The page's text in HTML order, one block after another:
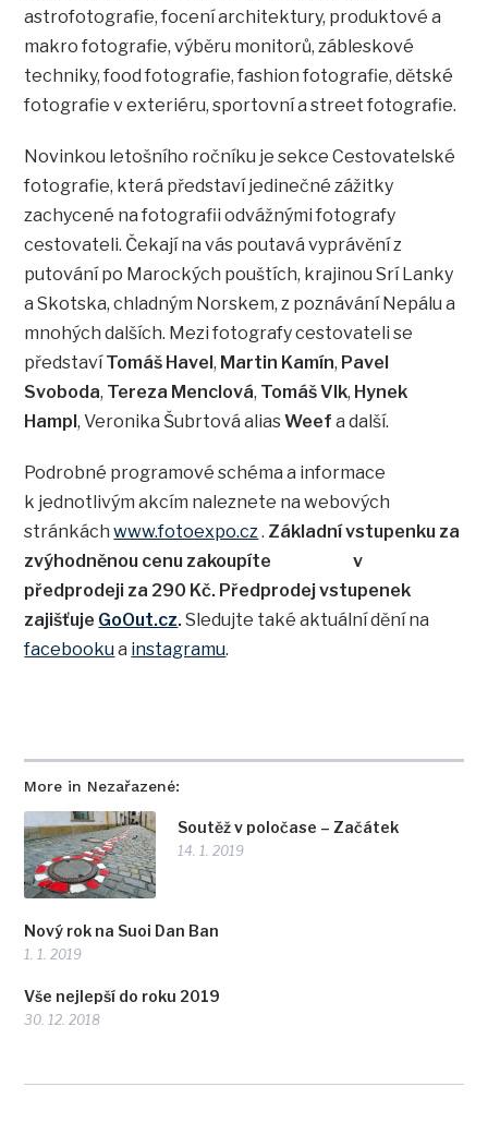
More in Nezařazené:
Soutěž v poločase – Začátek
14. 1. 2019
Nový rok na Suoi Dan Ban
1. 1. 2019
Vše nejlepší do roku 2019
30. 12. 2018
astrofotografie, focení architektury, produktové a
makro fotografie, výběru monitorů, zábleskové
techniky, food fotografie, fashion fotografie, dětské
fotografie v exteriéru, sportovní a street fotografie.
Novinkou letošního ročníku je sekce Cestovatelské
fotografie, která představí jedinečné zážitky
zachycené na fotografii odvážnými fotografy
cestovateli. Čekají na vás poutavá vyprávění z
putování po Marockých pouštích, krajinou Srí Lanky
a Skotska, chladným Norskem, z poznávání Nepálu a
mnohých dalších. Mezi fotografy cestovateli se
představíTomáš Havel, Martin Kamín, Pavel
Svoboda, Tereza Menclová, Tomáš Vlk, Hynek
Hampl, Veronika Šubrtová aliasWeef a další.
Podrobné programové schéma a informace
k jednotlivým akcím naleznete na webových
stránkáchwww.fotoexpo.cz. Základní vstupenku za
zvýhodněnou cenu zakoupíte v
předprodeji za 290 Kč. Předprodej vstupenek
zajišťuje GoOut.cz.Sledujte také aktuální dění na
facebookua instagramu.